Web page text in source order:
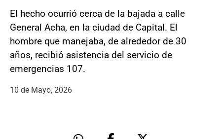
El hecho ocurrió cerca de la bajada a calle
General Acha, en la ciudad de Capital. El
hombre que manejaba, de alrededor de 30
años, recibió asistencia del servicio de
emergencias 107.
10 de Mayo, 2026